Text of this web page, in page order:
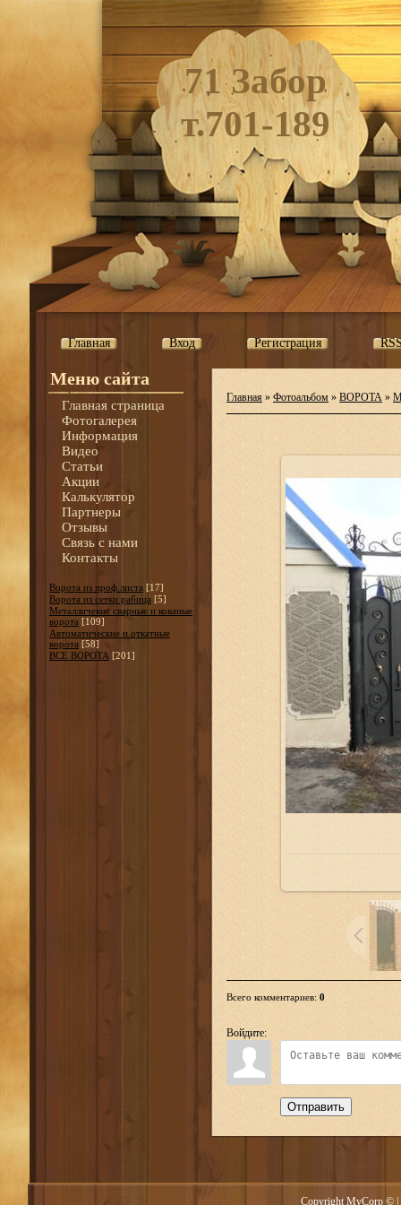
71 Забор
т.701-189
Главная Вход Регистрация
Меню сайта
Главная страница
Фотогалерея
Информация
Видео
Статьи
Акции
Калькулятор
Партнеры
Отзывы
Связь с нами
Контакты
Ворота из проф.листа [17]
Ворота из сетки рабица [5]
Металличекие сварные и кованые
ворота [109]
Автоматические и откатные
ворота [58]
ВСЕ ВОРОТА [201]
Главная » Фотоальбом » ВОРОТА »
Всего комментариев: 0
Войдите:
Отправить
Copyright MyCorp © |